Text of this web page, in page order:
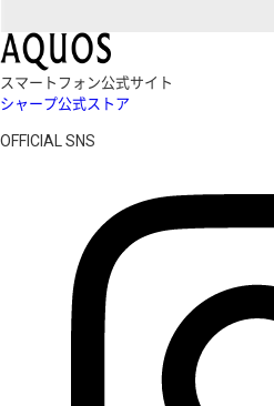
スマートフォン公式サイト
シャープ公式ストア
OFFICIAL SNS